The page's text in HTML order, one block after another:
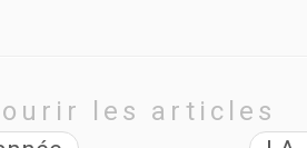
les articles